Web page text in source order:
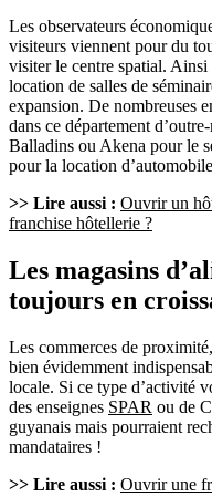
Les observateurs
visiteurs viennent pour du
visiter le centre spatial. Ainsi
location de salles de
expansion. De nombreuses
dans ce département
Balladins ou Akena pour le
pour la location
>> Lire aussi : Ouvrir un
franchise hôtellerie ?
Les magasins
toujours en
Les commerces de
bien évidemment
locale. Si ce type d’activité
des enseignes SPAR ou de
guyanais mais pourraient
mandataires !
>> Lire aussi : Ouvrir une